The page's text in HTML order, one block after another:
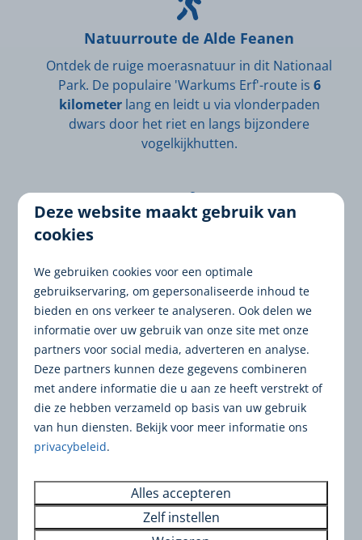
Natuurroute de Alde Feanen
Ontdek de ruige moerasnatuur in dit Nationaal
Park. De populaire 'Warkums Erf'-route is 6
kilometerlang en leidt u via vlonderpaden
dwars door het riet en langs bijzondere
vogelkijkhutten.
Een prachtige waterrijke route van circa
kilometerrondom het bekende Kameleondorp.
U wandelt over graspaden en geniet van weidse
vergezichten over de Friese Meren.
Historische Elfstedenetappe (Sneek –
Bewandel een officieel deel van de 'Tocht der
Tochten'. Deze route van12 kilometervoert u
langs de iconische Waterpoort en door het
Deze website maakt gebruik van
cookies
We gebruiken cookies voor een optimale
gebruikservaring, om gepersonaliseerde inhoud te
bieden en ons verkeer te analyseren. Ook delen we
informatie over uw gebruik van onze site met onze
partners voor social media, adverteren en analyse.
Deze partners kunnen deze gegevens combineren
met andere informatie die u aan ze heeft verstrekt of
die ze hebben verzameld op basis van uw gebruik
van hun diensten. Bekijk voor meer informatie ons
privacybeleid.
Alles accepteren
Zelf instellen